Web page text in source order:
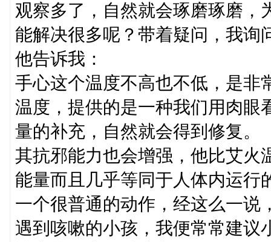
观察多了，自然就会琢磨琢磨，
能解决很多呢？带着疑问，我询
他告诉我：
手心这个温度不高也不低，是非
温度，提供的是一种我们用肉眼
量的补充，自然就会得到修复。
其抗邪能力也会增强，他比艾火
能量而且几乎等同于人体内运
一个很普通的动作，经这么一说
遇到咳嗽的小孩，我便常常建议